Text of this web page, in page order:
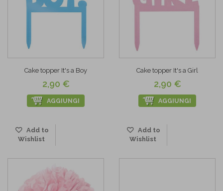
Cake topper It's a Boy
2,90 €
AGGIUNGI
Add to
Wishlist
Cake topper It's a Girl
2,90 €
AGGIUNGI
Add to
Wishlist